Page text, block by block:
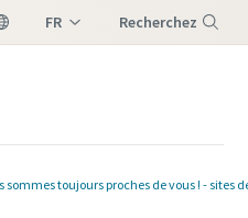
FR Recherchez
sommes toujours proches de vous ! - sites